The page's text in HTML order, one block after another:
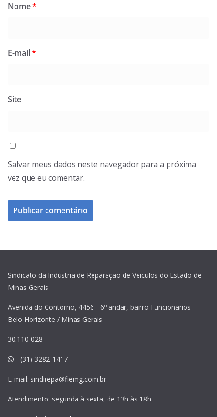
Nome*
E-mail*
Site
Salvar meus dados neste navegador para a próxima
vez que eu comentar.
Sindicato da Indústria de Reparação de Veículos do Estado de
Minas Gerais
Avenida do Contorno, 4456 - 6º andar, bairro Funcionários -
Belo Horizonte / Minas Gerais
30.110-028
(31) 3282-1417
E-mail: sindirepa@fiemg.com.br
Atendimento: segunda à sexta, de 13h às 18h